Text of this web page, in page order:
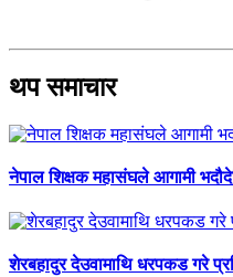
थप समाचार
नेपाल शिक्षक महासंघले आगामी
शेरबहादुर देउवामाथि धरपकड गरे